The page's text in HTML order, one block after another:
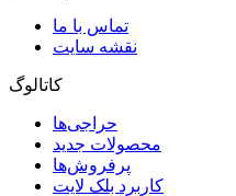
تماس با ما
نقشه سایت
کاتالوگ
حراجی‌ها
محصولات جدید
پرفروش‌ها
کاربرد بلک لایت